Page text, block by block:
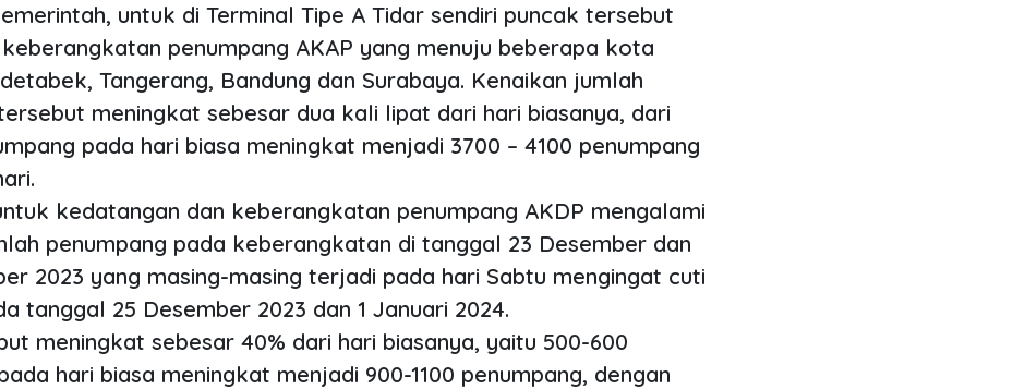
untuk di Terminal Tipe A Tidar sendiri puncak tersebut
penumpang AKAP yang menuju beberapa kota
Tangerang, Bandung dan Surabaya. Kenaikan jumlah
meningkat sebesar dua kali lipat dari hari biasanya, dari
pada hari biasa meningkat menjadi 3700 – 4100 penumpang
kedatangan dan keberangkatan penumpang AKDP mengalami
penumpang pada keberangkatan di tanggal 23 Desember dan
2023 yang masing-masing terjadi pada hari Sabtu mengingat cuti
tanggal 25 Desember 2023 dan 1 Januari 2024.
meningkat sebesar 40% dari hari biasanya, yaitu 500-600
hari biasa meningkat menjadi 900-1100 penumpang, dengan